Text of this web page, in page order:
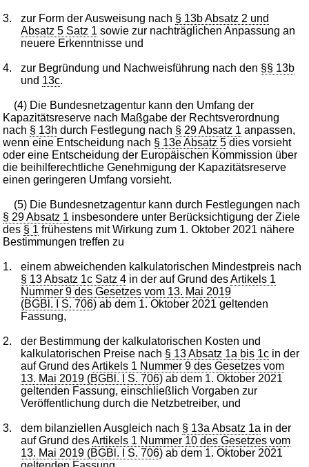
3. zur Form der Ausweisung nach § 13b Absatz 2 und
Absatz 5 Satz 1 sowie zur nachträglichen Anpassung an
neuere Erkenntnisse und
4. zur Begründung und Nachweisführung nach den §§ 13b
und 13c.
(4) Die Bundesnetzagentur kann den Umfang der
Kapazitätsreserve nach Maßgabe der Rechtsverordnung
nach § 13h durch Festlegung nach § 29 Absatz 1 anpassen,
wenn eine Entscheidung nach § 13e Absatz 5 dies vorsieht
oder eine Entscheidung der Europäischen Kommission über
die beihilferechtliche Genehmigung der Kapazitätsreserve
einen geringeren Umfang vorsieht.
(5) Die Bundesnetzagentur kann durch Festlegungen nach
§ 29 Absatz 1 insbesondere unter Berücksichtigung der Ziele
des § 1 frühestens mit Wirkung zum 1. Oktober 2021 nähere
Bestimmungen treffen zu
1.
einem abweichenden kalkulatorischen Mindestpreis nach
§ 13 Absatz 1c Satz 4 in der auf Grund desArtikels 1
Nummer 9 des Gesetzes vom 13. Mai 2019
(BGBl. I S. 706) ab dem 1. Oktober 2021 geltenden
Fassung,
2.
der Bestimmung der kalkulatorischen Kosten und
kalkulatorischen Preise nach § 13 Absatz 1a bis 1c in der
auf Grund desArtikels 1 Nummer 9 des Gesetzes vom
13. Mai 2019 (BGBl. I S. 706) ab dem 1. Oktober 2021
geltenden Fassung, einschließlich Vorgaben zur
Veröffentlichung durch die Netzbetreiber, und
3. dem bilanziellen Ausgleich nach § 13a Absatz 1a in der
auf Grund desArtikels 1 Nummer 10 des Gesetzes vom
13. Mai 2019 (BGBl. I S. 706) ab dem 1. Oktober 2021